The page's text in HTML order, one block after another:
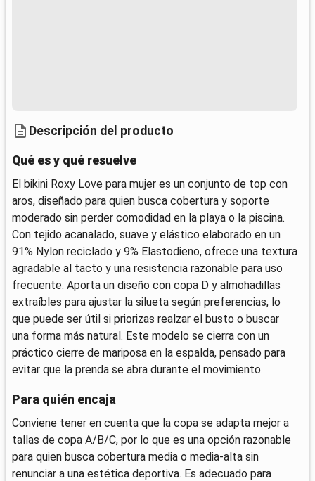
Descripción del producto
Qué es y qué resuelve
El bikini Roxy Love para mujer es un conjunto de top con
aros, diseñado para quien busca cobertura y soporte
moderado sin perder comodidad en la playa o la piscina.
Con tejido acanalado, suave y elástico elaborado en un
91% Nylon reciclado y 9% Elastodieno, ofrece una textura
agradable al tacto y una resistencia razonable para uso
frecuente. Aporta un diseño con copa D y almohadillas
extraíbles para ajustar la silueta según preferencias, lo
que puede ser útil si priorizas realzar el busto o buscar
una forma más natural. Este modelo se cierra con un
práctico cierre de mariposa en la espalda, pensado para
evitar que la prenda se abra durante el movimiento.
Para quién encaja
Conviene tener en cuenta que la copa se adapta mejor a
tallas de copa A/B/C, por lo que es una opción razonable
para quien busca cobertura media o media-alta sin
renunciar a una estética deportiva. Es adecuado para